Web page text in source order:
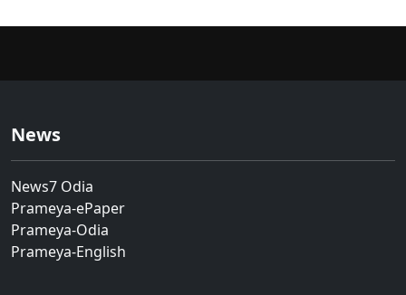
News
News7 Odia
Prameya-ePaper
Prameya-Odia
Prameya-English